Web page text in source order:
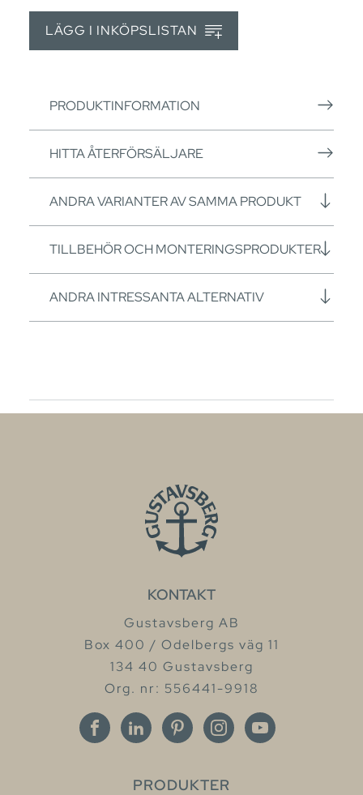
LÄGG I INKÖPSLISTAN
PRODUKTINFORMATION
HITTA ÅTERFÖRSÄLJARE
ANDRA VARIANTER AV SAMMA PRODUKT
TILLBEHÖR OCH MONTERINGSPRODUKTER
ANDRA INTRESSANTA ALTERNATIV
KONTAKT
Gustavsberg AB
Box 400 / Odelbergs väg 11
134 40 Gustavsberg
Org. nr: 556441-9918
PRODUKTER